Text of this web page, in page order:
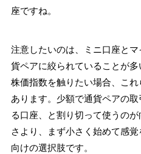
座ですね。
注意したいのは、ミニ口座と
貨ペアに絞られていることが
株価指数を触りたい場合、こ
あります。少額で通貨ペアの
る口座、と割り切って使うの
さより、まず小さく始めて感
向けの選択肢です。